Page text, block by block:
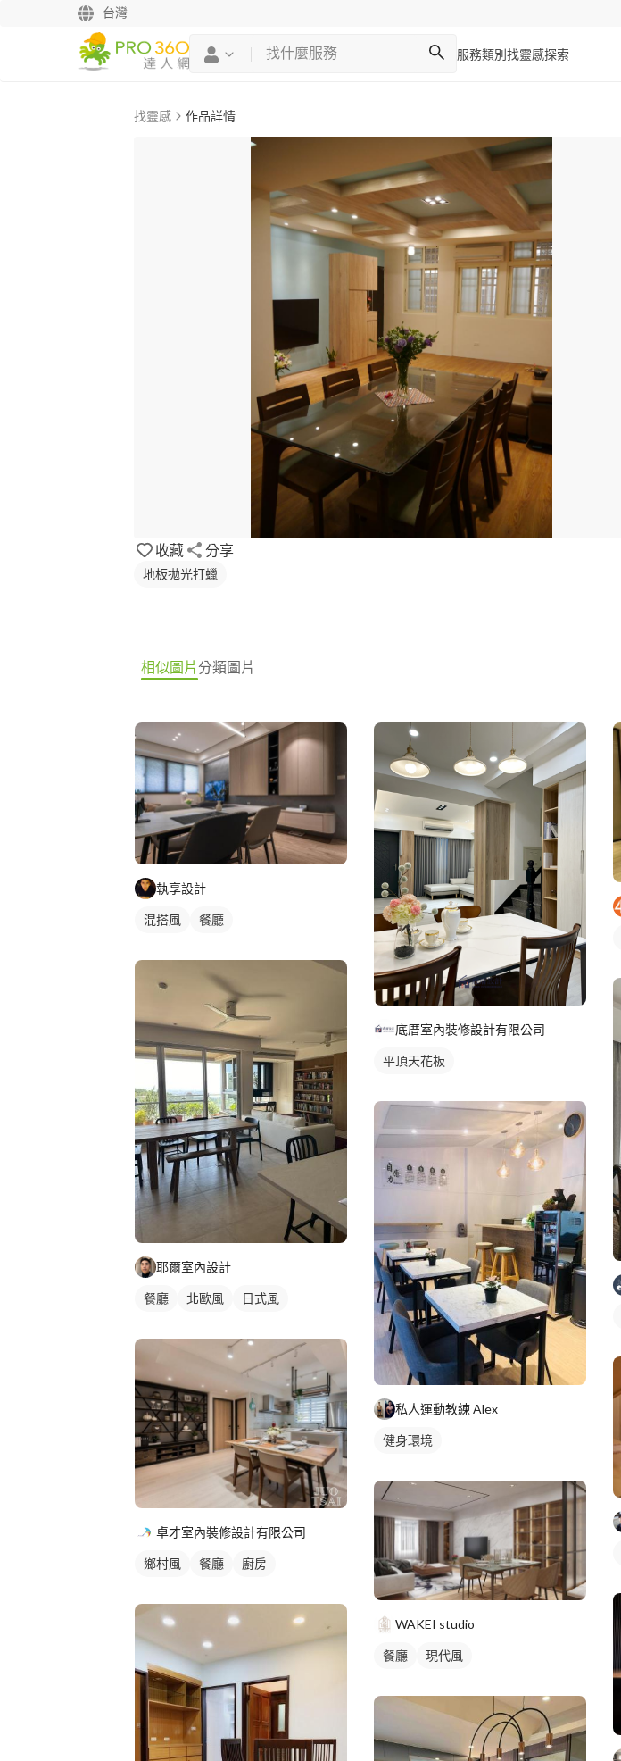
台灣
服務類別 找靈感探索
找靈感 作品詳情
收藏 分享
地板拋光打蠟
相似圖片分類圖片
執享設計
混搭風 餐廳
耶爾室內設計
餐廳 北歐風 日式風
卓才室內裝修設計有限公司
鄉村風 餐廳 廚房
底厝室內裝修設計有限公司
平頂天花板
私人運動教練 Alex
健身環境
WAKEI studio
餐廳 現代風